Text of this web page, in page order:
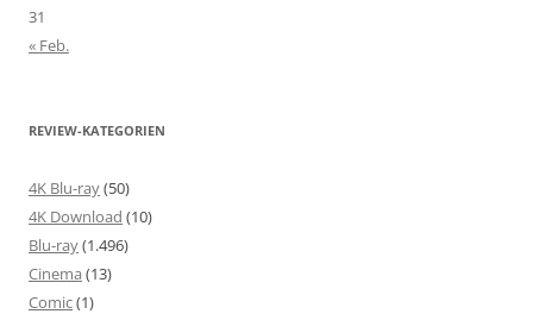
31
« Feb.
REVIEW-KATEGORIEN
4K Blu-ray(50)
4K Download (10)
Blu-ray(1.496)
Cinema (13)
Comic(1)